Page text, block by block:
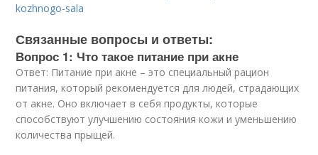
kozhnogo-sala
Связанные вопросы и ответы:
Вопрос 1: Что такое питание при акне
Ответ: Питание при акне – это специальный рацион
питания, который рекомендуется для людей, страдающих
от акне. Оно включает в себя продукты, которые
способствуют улучшению состояния кожи и уменьшению
количества прыщей.